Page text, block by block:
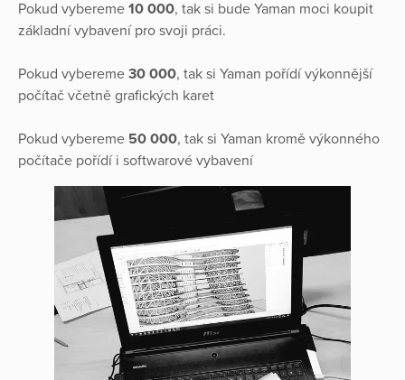
Pokud vybereme 10 000, tak si bude Yaman moci koupit
základní vybavení pro svoji práci.
Pokud vybereme 30 000, tak si Yaman pořídí výkonnější
počítač včetně grafických karet
Pokud vybereme 50 000, tak si Yaman kromě výkonného
počítače pořídí i softwarové vybavení